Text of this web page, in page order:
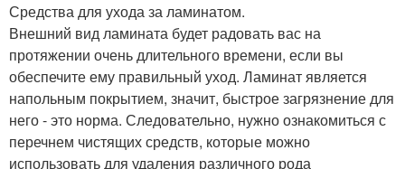
Средства для ухода за ламинатом.
Внешний вид ламината будет радовать вас на
протяжении очень длительного времени, если вы
обеспечите ему правильный уход. Ламинат является
напольным покрытием, значит, быстрое загрязнение для
него - это норма. Следовательно, нужно ознакомиться с
перечнем чистящих средств, которые можно
использовать для удаления различного рода